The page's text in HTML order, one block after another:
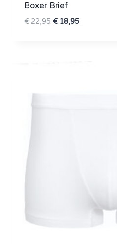
Boxer Brief
€22,95 Oorspronkelijke
€18,95Huidige